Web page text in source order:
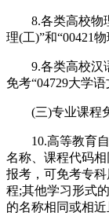
8.各类高校物理
理(工)”和“00421
9.各类高校汉语
免考“04729大学语
(三)专业课程
10.高等教育自
名称、课程代码
报考，可免考专
程;其他学习形式
的名称相同或相